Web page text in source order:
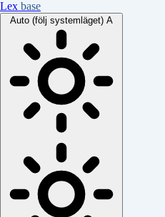
Lex base
Auto (följ systemläget) A